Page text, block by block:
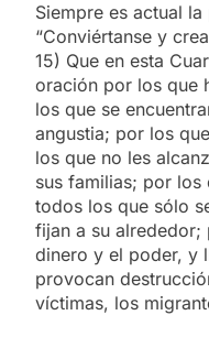
Siempre es actual
“Conviértanse y
15) Que en esta
oración por los que
los que se
angustia; por los
los que no les
sus familias; por los
todos los que sólo
fijan a su alrededor;
dinero y el poder, y
provocan
víctimas, los